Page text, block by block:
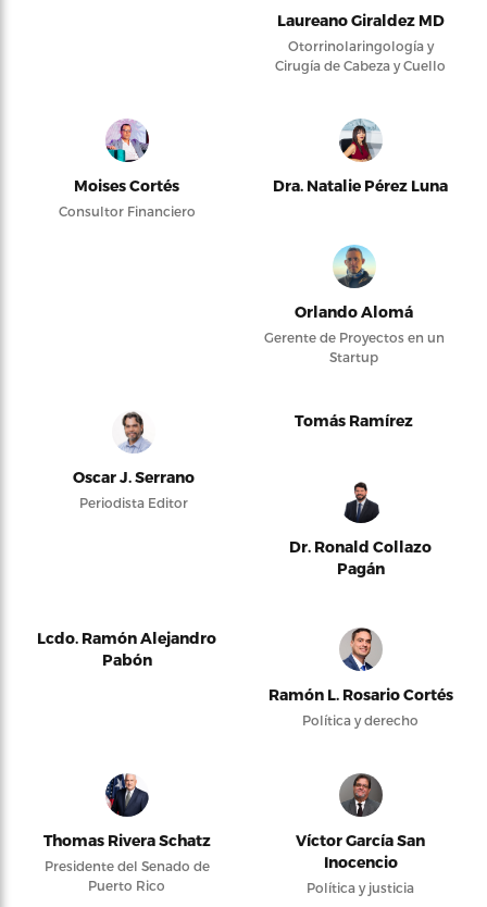
Laureano Giraldez MD
Otorrinolaringología y
Cirugía de Cabeza y Cuello
Moises Cortés
Consultor Financiero
Dra. Natalie Pérez Luna
Orlando Alomá
Gerente de Proyectos en un
Startup
Oscar J. Serrano
Periodista Editor
Tomás Ramírez
Dr. Ronald Collazo
Pagán
Lcdo. Ramón Alejandro
Pabón
Ramón L. Rosario Cortés
Política y derecho
Thomas Rivera Schatz
Presidente del Senado de
Puerto Rico
Víctor García San
Inocencio
Política y justicia